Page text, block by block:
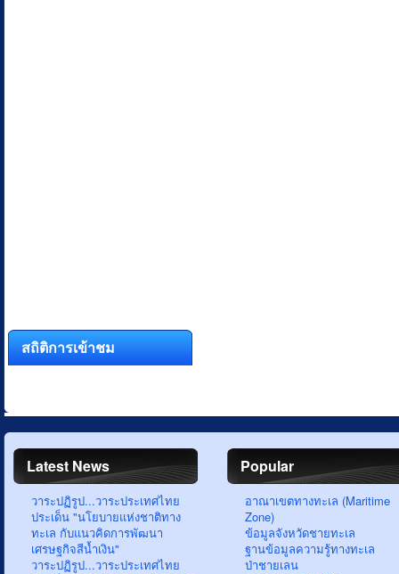
สถิติการเข้าชม
Latest News
วาระปฏิรูป...วาระประเทศไทย
ประเด็น "นโยบายแห่งชาติทาง
ทะเล กับแนวคิดการพัฒนา
เศรษฐกิจสีน้ำเงิน"
วาระปฏิรูป...วาระประเทศไทย
Popular
อาณาเขตทางทะเล (Maritime
Zone)
ข้อมูลจังหวัดชายทะเล
ฐานข้อมูลความรู้ทางทะเล
ป่าชายเลน